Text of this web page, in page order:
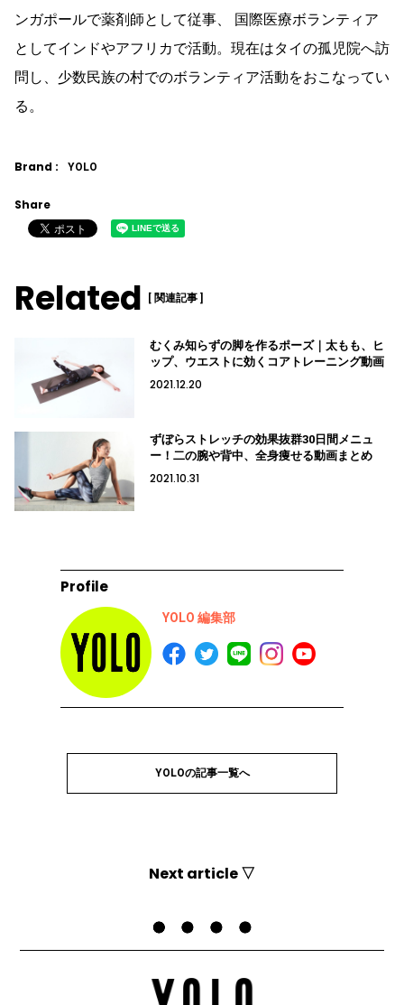
ンガポールで薬剤師として従事、 国際医療ボランティア
としてインドやアフリカで活動。現在はタイの孤児院へ訪
問し、少数民族の村でのボランティア活動をおこなってい
る。
Brand : YOLO
Share
Related [ 関連記事 ]
むくみ知らずの脚を作るポーズ｜太もも、ヒ
ップ、ウエストに効くコアトレーニング動画
2021.12.20
ずぼらストレッチの効果抜群30日間メニュ
ー！二の腕や背中、全身痩せる動画まとめ
2021.10.31
Profile
YOLO 編集部
YOLOの記事一覧へ
Next article ▽
むくみ知らずの脚を作るポーズ｜太もも、ヒップ、ウエストに効くコアトレ